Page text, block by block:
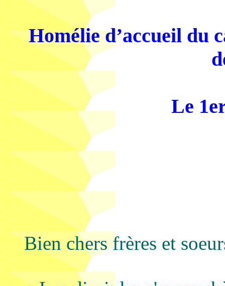
Homélie d’accueil du
Le
Bien chers frères et